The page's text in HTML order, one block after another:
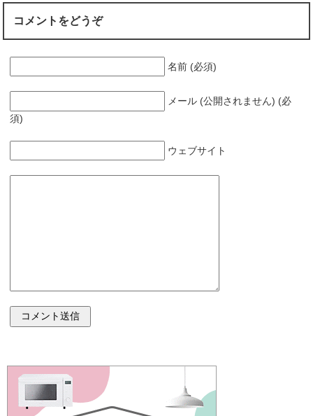
コメントをどうぞ
名前 (必須)
メール (公開されません) (必
須)
ウェブサイト